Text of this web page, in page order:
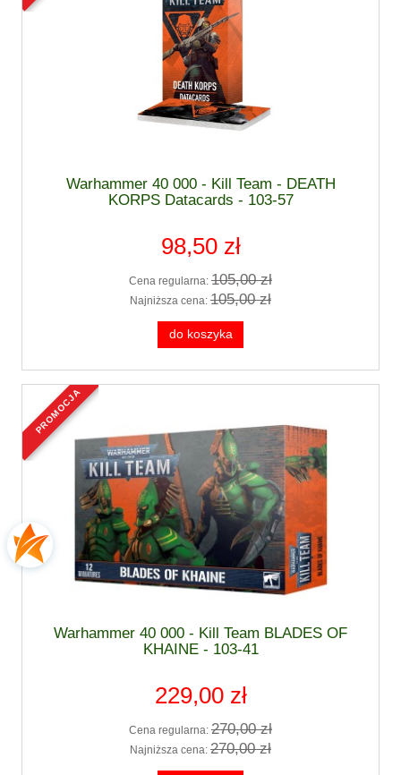
Warhammer 40 000 - Kill Team - DEATH
KORPS Datacards - 103-57
98,50 zł
Cena regularna: 105,00 zł
Najniższa cena: 105,00 zł
do koszyka
Warhammer 40 000 - Kill Team BLADES OF
KHAINE - 103-41
229,00 zł
Cena regularna: 270,00 zł
Najniższa cena: 270,00 zł
promocja